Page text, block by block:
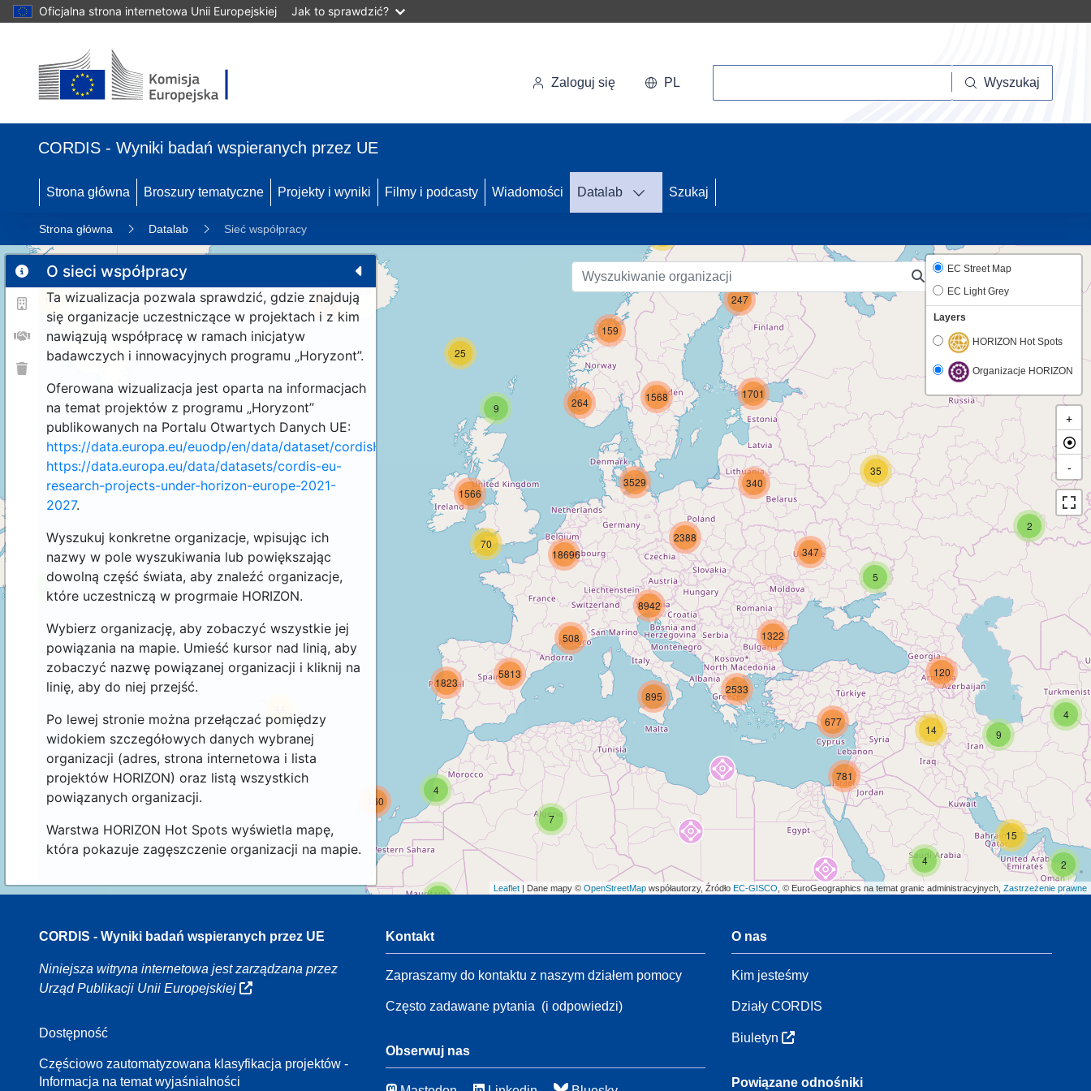
Oficjalna strona internetowa Unii Europejskiej Jak to sprawdzić?
Zaloguj się PL Wyszukaj
CORDIS - Wyniki badań wspieranych przez UE
Strona główna Broszury tematyczne Projekty i wyniki Filmy i podcasty Wiadomości Datalab Szukaj
Strona główna Datalab Sieć współpracy
O sieci współpracy
Ta wizualizacja pozwala sprawdzić, gdzie znajdują
się organizacje uczestniczące w projektach i z kim
nawiązują współpracę w ramach inicjatyw
badawczych i innowacyjnych programu „Horyzont”.
Oferowana wizualizacja jest oparta na informacjach
na temat projektów z programu „Horyzont”
publikowanych na Portalu Otwartych Danych UE:
https://data.europa.eu/euodp/en/data/dataset/cordisH2020projects.
https://data.europa.eu/data/datasets/cordis-eu-
research-projects-under-horizon-europe-2021-
2027.
Wyszukuj konkretne organizacje, wpisując ich
nazwy w pole wyszukiwania lub powiększając
dowolną część świata, aby znaleźć organizacje,
które uczestniczą w progrmaie HORIZON.
Wybierz organizację, aby zobaczyć wszystkie jej
powiązania na mapie. Umieść kursor nad linią, aby
zobaczyć nazwę powiązanej organizacji i kliknij na
linię, aby do niej przejść.
Po lewej stronie można przełączać pomiędzy
widokiem szczegółowych danych wybranej
organizacji (adres, strona internetowa i lista
projektów HORIZON) oraz listą wszystkich
powiązanych organizacji.
Warstwa HORIZON Hot Spots wyświetla mapę,
która pokazuje zagęszczenie organizacji na mapie.
2
4
9
15
4
2
2
16
14
54
11 192
4
160
2
35
9
25
159
264
895
5
14
120
1322
781
677
2533
7
1823
5813
70
508
3529
1566
18696
340
347
8942
2388
247
1568 1701
EC Street Map
EC Light Grey
Layers
HORIZON Hot Spots
Organizacje HORIZON
+
-
Leaflet | Dane mapy © OpenStreetMap współautorzy, Źródło EC-GISCO , © EuroGeographics na temat granic administracyjnych, Zastrzeżenie prawne
CORDIS - Wyniki badań wspieranych przez UE
Niniejsza witryna internetowa jest zarządzana przez
Urząd Publikacji Unii Europejskiej
Dostępność
Częściowo zautomatyzowana klasyfikacja projektów -
Informacja na temat wyjaśnialności
Kontakt
Zapraszamy do kontaktu z naszym działem pomocy
Często zadawane pytania (i odpowiedzi)
Obserwuj nas
O nas
Kim jesteśmy
Działy CORDIS
Biuletyn
Powiązane odnośniki